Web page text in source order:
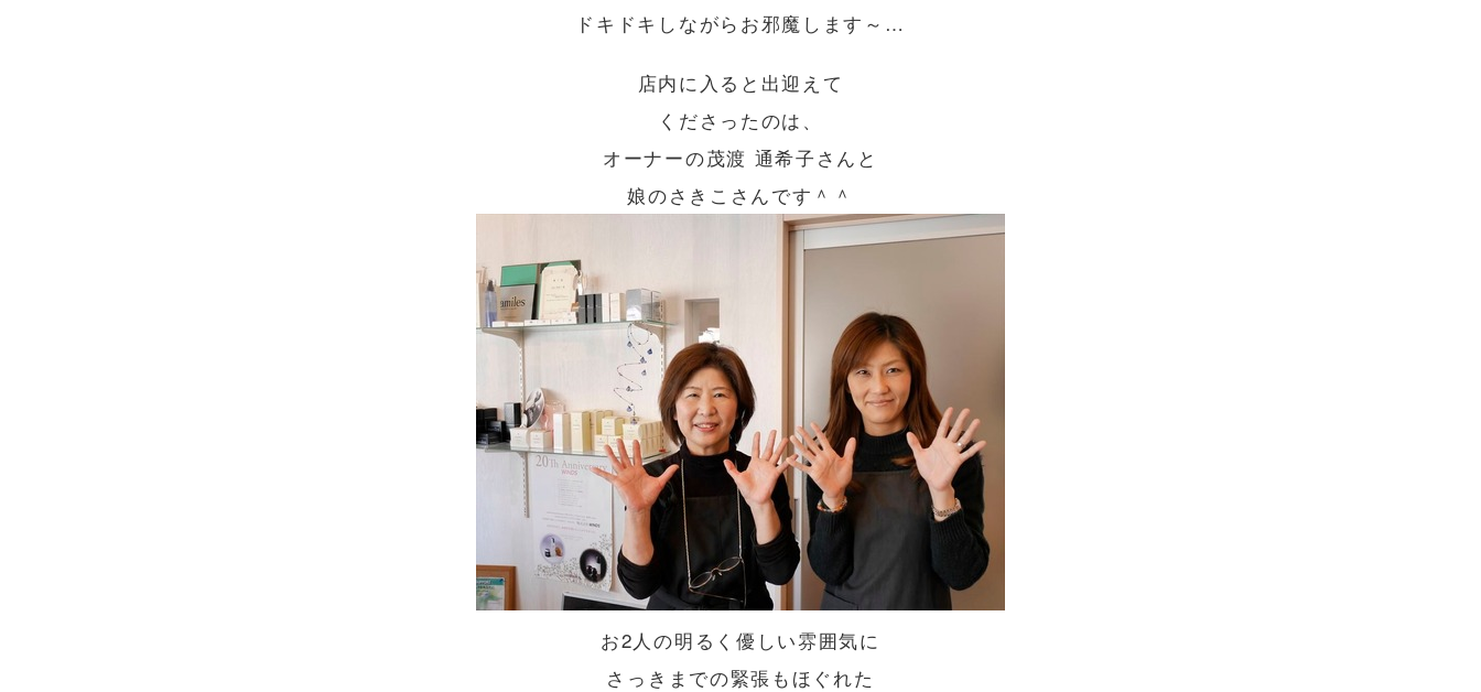
ドキドキしながらお邪魔します～…
店内に入ると出迎えて
くださったのは、
オーナーの茂渡 通希子さんと
娘のさきこさんです＾＾
お2人の明るく優しい雰囲気に
さっきまでの緊張もほぐれた